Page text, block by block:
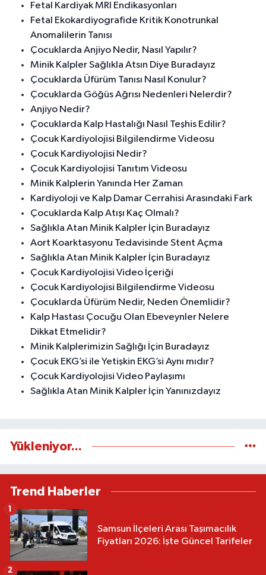
Fetal Kardiyak MRI Endikasyonları
Fetal Ekokardiyografide Kritik Konotrunkal
Anomalilerin Tanısı
Çocuklarda Anjiyo Nedir, Nasıl Yapılır?
Minik Kalpler Sağlıkla Atsın Diye Buradayız
Çocuklarda Üfürüm Tanısı Nasıl Konulur?
Çocuklarda Göğüs Ağrısı Nedenleri Nelerdir?
Anjiyo Nedir?
Çocuklarda Kalp Hastalığı Nasıl Teşhis Edilir?
Çocuk Kardiyolojisi Bilgilendirme Videosu
Çocuk Kardiyolojisi Nedir?
Çocuk Kardiyolojisi Tanıtım Videosu
Minik Kalplerin Yanında Her Zaman
Kardiyoloji ve Kalp Damar Cerrahisi Arasındaki Fark
Çocuklarda Kalp Atışı Kaç Olmalı?
Sağlıkla Atan Minik Kalpler İçin Buradayız
Aort Koarktasyonu Tedavisinde Stent Açma
Sağlıkla Atan Minik Kalpler İçin Buradayız
Çocuk Kardiyolojisi Video İçeriği
Çocuk Kardiyolojisi Bilgilendirme Videosu
Çocuklarda Üfürüm Nedir, Neden Önemlidir?
Kalp Hastası Çocuğu Olan Ebeveynler Nelere
Dikkat Etmelidir?
Minik Kalplerimizin Sağlığı İçin Buradayız
Çocuk EKG’si ile Yetişkin EKG’si Aynı mıdır?
Çocuk Kardiyolojisi Video Paylaşımı
Sağlıkla Atan Minik Kalpler İçin Yanınızdayız
Yükleniyor...
Trend Haberler
Samsun İlçeleri Arası Taşımacılık
Fiyatları 2026: İşte Güncel Tarifeler
1
2